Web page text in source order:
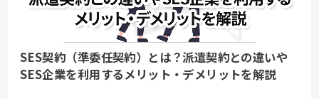
SES契約（準委任契約）とは？派遣契約との違いや
SES企業を利用するメリット・デメリットを解説